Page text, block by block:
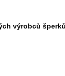
výrobců